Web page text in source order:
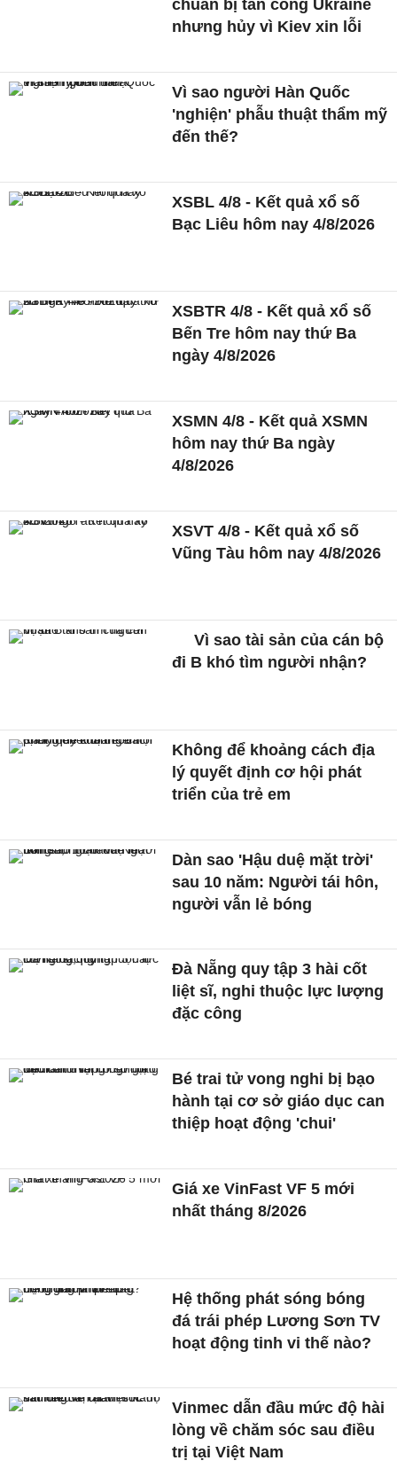
chuẩn bị tấn công Ukraine
nhưng hủy vì Kiev xin lỗi
Vì sao người Hàn Quốc
'nghiện' phẫu thuật thẩm mỹ
đến thế?
XSBL 4/8 - Kết quả xổ số
Bạc Liêu hôm nay 4/8/2026
XSBTR 4/8 - Kết quả xổ số
Bến Tre hôm nay thứ Ba
ngày 4/8/2026
XSMN 4/8 - Kết quả XSMN
hôm nay thứ Ba ngày
4/8/2026
XSVT 4/8 - Kết quả xổ số
Vũng Tàu hôm nay 4/8/2026
Vì sao tài sản của cán bộ
đi B khó tìm người nhận?
Không để khoảng cách địa
lý quyết định cơ hội phát
triển của trẻ em
Dàn sao 'Hậu duệ mặt trời'
sau 10 năm: Người tái hôn,
người vẫn lẻ bóng
Đà Nẵng quy tập 3 hài cốt
liệt sĩ, nghi thuộc lực lượng
đặc công
Bé trai tử vong nghi bị bạo
hành tại cơ sở giáo dục can
thiệp hoạt động 'chui'
Giá xe VinFast VF 5 mới
nhất tháng 8/2026
Hệ thống phát sóng bóng
đá trái phép Lương Sơn TV
hoạt động tinh vi thế nào?
Vinmec dẫn đầu mức độ hài
lòng về chăm sóc sau điều
trị tại Việt Nam